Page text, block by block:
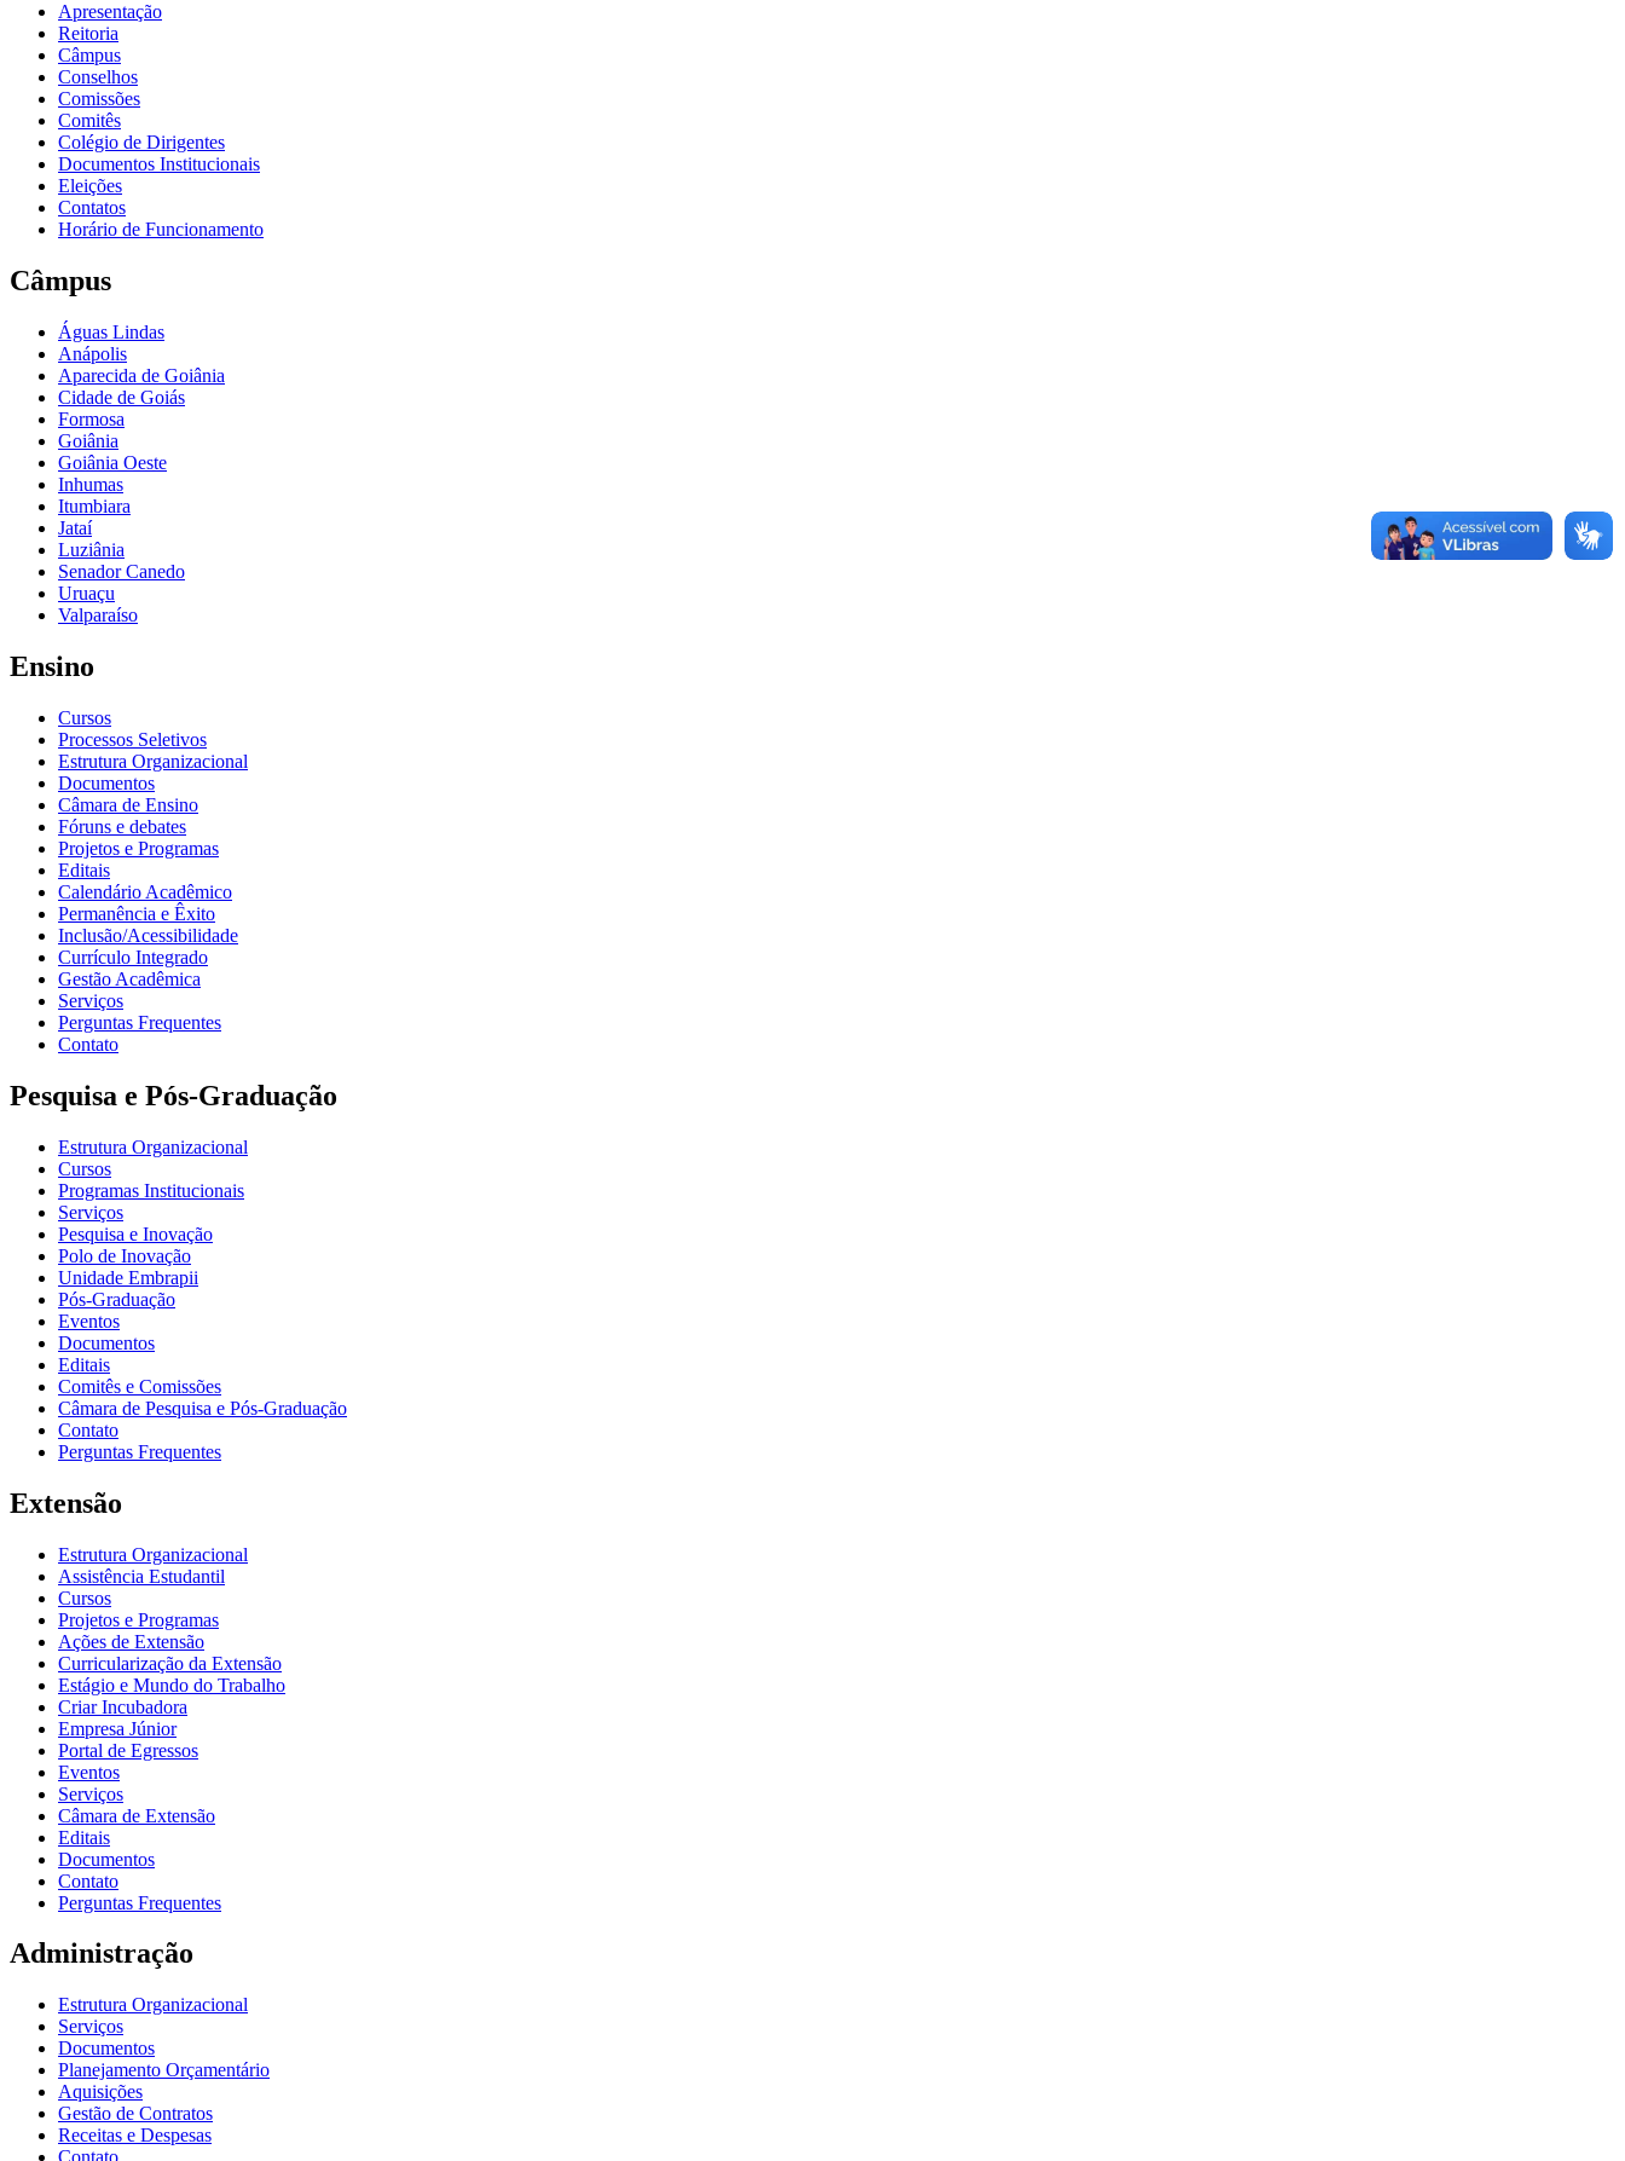
Apresentação
Reitoria
Câmpus
Conselhos
Comissões
Comitês
Colégio de Dirigentes
Documentos Institucionais
Eleições
Contatos
Horário de Funcionamento
Câmpus
Águas Lindas
Anápolis
Aparecida de Goiânia
Cidade de Goiás
Formosa
Goiânia
Goiânia Oeste
Inhumas
Itumbiara
Jataí
Luziânia
Senador Canedo
Uruaçu
Valparaíso
Ensino
Cursos
Processos Seletivos
Estrutura Organizacional
Documentos
Câmara de Ensino
Fóruns e debates
Projetos e Programas
Editais
Calendário Acadêmico
Permanência e Êxito
Inclusão/Acessibilidade
Currículo Integrado
Gestão Acadêmica
Serviços
Perguntas Frequentes
Contato
Pesquisa e Pós-Graduação
Estrutura Organizacional
Cursos
Programas Institucionais
Serviços
Pesquisa e Inovação
Polo de Inovação
Unidade Embrapii
Pós-Graduação
Eventos
Documentos
Editais
Comitês e Comissões
Câmara de Pesquisa e Pós-Graduação
Contato
Perguntas Frequentes
Extensão
Estrutura Organizacional
Assistência Estudantil
Cursos
Projetos e Programas
Ações de Extensão
Curricularização da Extensão
Estágio e Mundo do Trabalho
Criar Incubadora
Empresa Júnior
Portal de Egressos
Eventos
Serviços
Câmara de Extensão
Editais
Documentos
Contato
Perguntas Frequentes
Administração
Estrutura Organizacional
Serviços
Documentos
Planejamento Orçamentário
Aquisições
Gestão de Contratos
Receitas e Despesas